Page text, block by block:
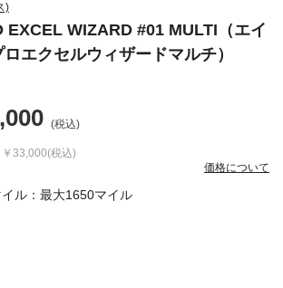
ル：最大1650マイル
)
EXCEL WIZARD #01 MULTI（エイ
エクセルウィザードマルチ）
￥33,000(税込)
(税込)
価格について